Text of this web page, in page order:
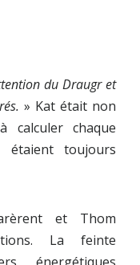
du Draugr et
» Kat était non
calculer chaque
étaient toujours
et Thom
La feinte